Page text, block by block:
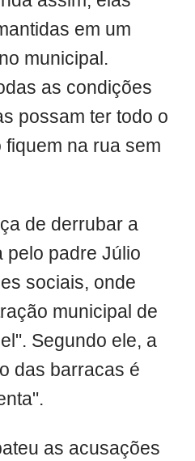
em um
municipal.
as condições
possam ter todo o
na rua sem
de derrubar a
pelo padre Júlio
sociais, onde
municipal de
Segundo ele, a
das barracas é
as acusações